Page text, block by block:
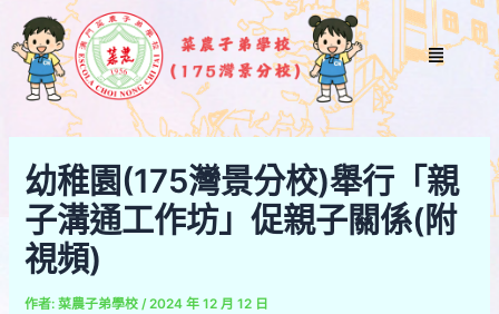
至
Menu
幼稚園(175灣景分校)舉行「親
子溝通工作坊」促親子關係(附
視頻)
作者:菜農子弟學校/2024 年 12 月 12 日
Post
navigation